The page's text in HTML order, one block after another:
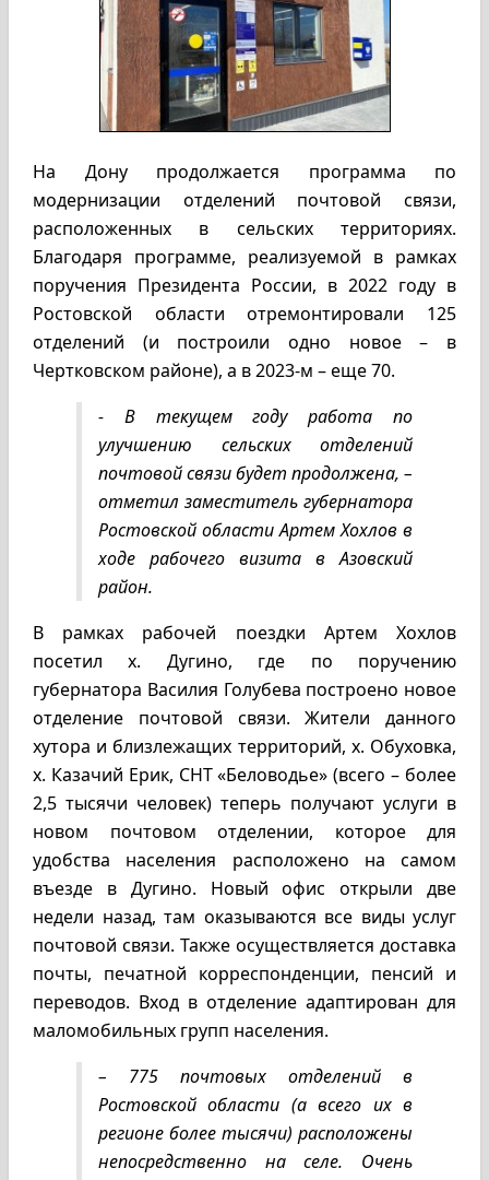
На Дону продолжается программа по
модернизации отделений почтовой связи,
расположенных в сельских территориях.
Благодаря программе, реализуемой в рамках
поручения Президента России, в 2022 году в
Ростовской области отремонтировали 125
отделений (и построили одно новое – в
Чертковском районе), а в 2023-м – еще 70.
- В текущем году работа по
улучшению сельских отделений
почтовой связи будет продолжена, –
отметил заместитель губернатора
Ростовской области Артем Хохлов в
ходе рабочего визита в Азовский
район.
В рамках рабочей поездки Артем Хохлов
посетил х. Дугино, где по поручению
губернатора Василия Голубева построено новое
отделение почтовой связи. Жители данного
хутора и близлежащих территорий, х. Обуховка,
х. Казачий Ерик, СНТ «Беловодье» (всего – более
2,5 тысячи человек) теперь получают услуги в
новом почтовом отделении, которое для
удобства населения расположено на самом
въезде в Дугино. Новый офис открыли две
недели назад, там оказываются все виды услуг
почтовой связи. Также осуществляется доставка
почты, печатной корреспонденции, пенсий и
переводов. Вход в отделение адаптирован для
маломобильных групп населения.
– 775 почтовых отделений в
Ростовской области (а всего их в
регионе более тысячи) расположены
непосредственно на селе. Очень